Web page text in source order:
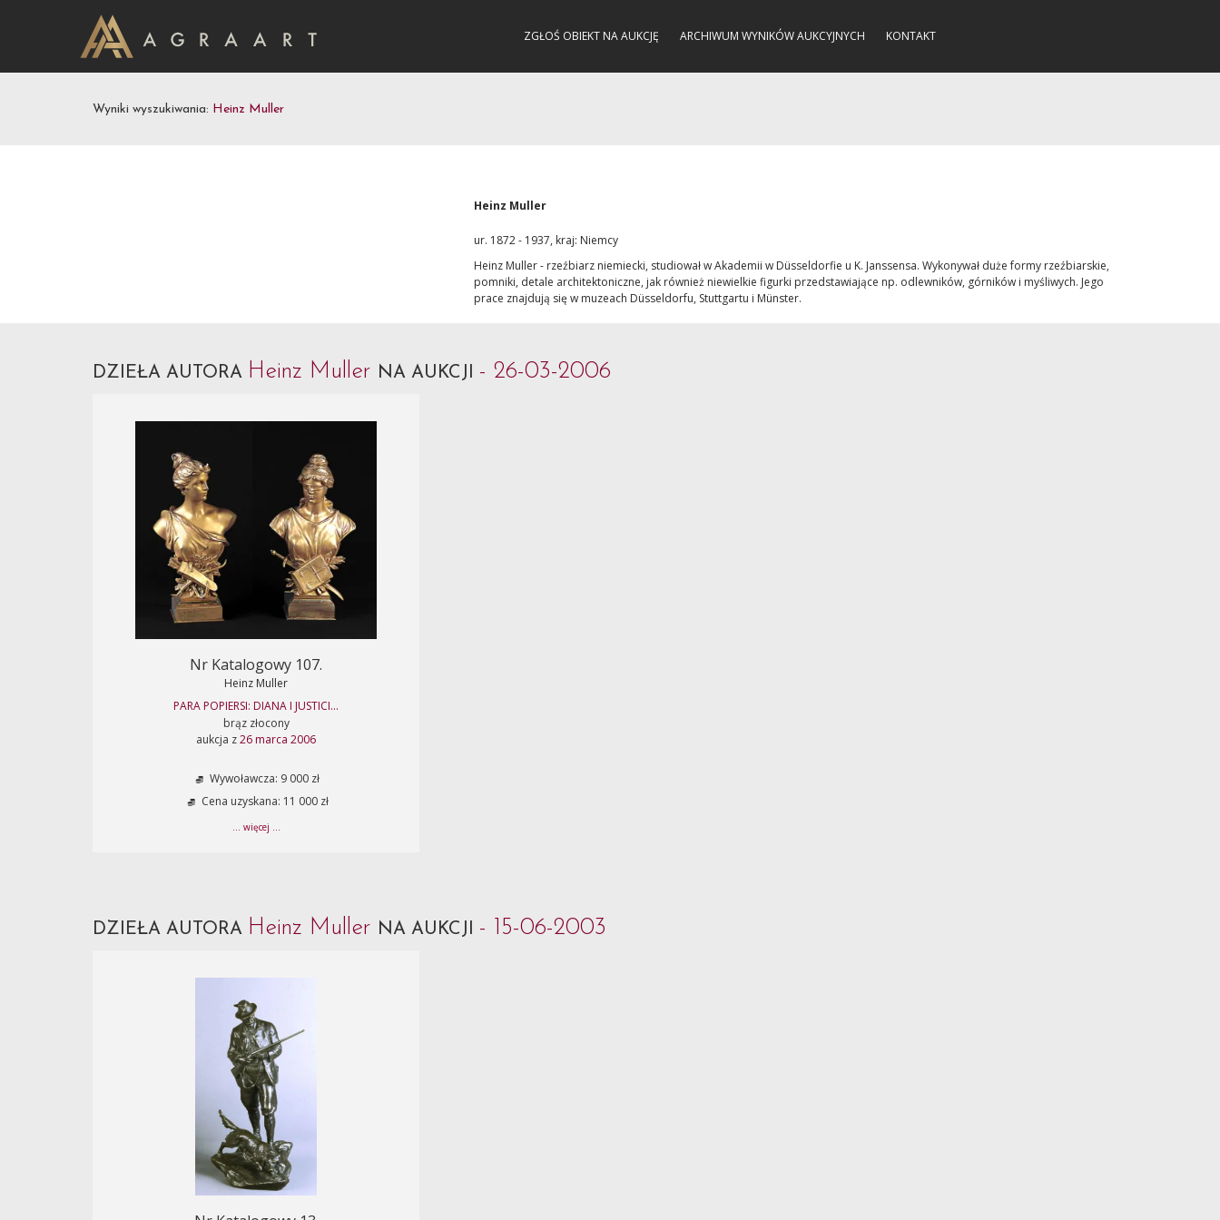
ZGŁOŚ OBIEKT NA AUKCJĘ ARCHIWUM WYNIKÓW AUKCYJNYCH KONTAKT
Wyniki wyszukiwania: Heinz Muller
Heinz Muller
ur. 1872 - 1937, kraj: Niemcy
Heinz Muller - rzeźbiarz niemiecki, studiował w Akademii w Düsseldorfie u K. Janssensa. Wykonywał duże formy rzeźbiarskie,
pomniki, detale architektoniczne, jak również niewielkie figurki przedstawiające np. odlewników, górników i myśliwych. Jego
prace znajdują się w muzeach Düsseldorfu, Stuttgartu i Münster.
DZIEŁA AUTORA Heinz Muller NA AUKCJI - 26-03-2006
Nr Katalogowy 107.
Heinz Muller
PARA POPIERSI: DIANA I JUSTICI...
brąz złocony
aukcja z26 marca 2006
Wywoławcza: 9 000 zł
Cena uzyskana: 11 000 zł
... więcej ...
DZIEŁA AUTORA Heinz Muller NA AUKCJI - 15-06-2003